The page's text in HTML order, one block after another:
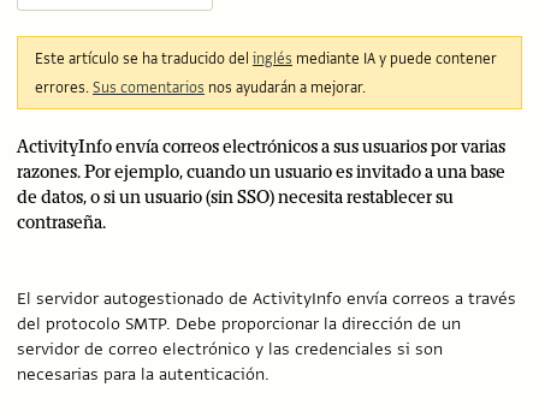
Este artículo se ha traducido del inglés mediante IA y puede contener
errores.Sus comentarios nos ayudarán a mejorar.
ActivityInfo envía correos electrónicos a sus usuarios por varias
razones. Por ejemplo, cuando un usuario es invitado a una base
de datos, o si un usuario (sin SSO) necesita restablecer su
contraseña.
El servidor autogestionado de ActivityInfo envía correos a través
del protocolo SMTP. Debe proporcionar la dirección de un
servidor de correo electrónico y las credenciales si son
necesarias para la autenticación.